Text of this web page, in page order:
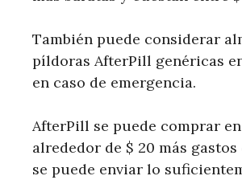
También puede considerar
píldoras AfterPill genéricas
en caso de emergencia.
AfterPill se puede comprar
alrededor de $ 20 más gastos
se puede enviar lo